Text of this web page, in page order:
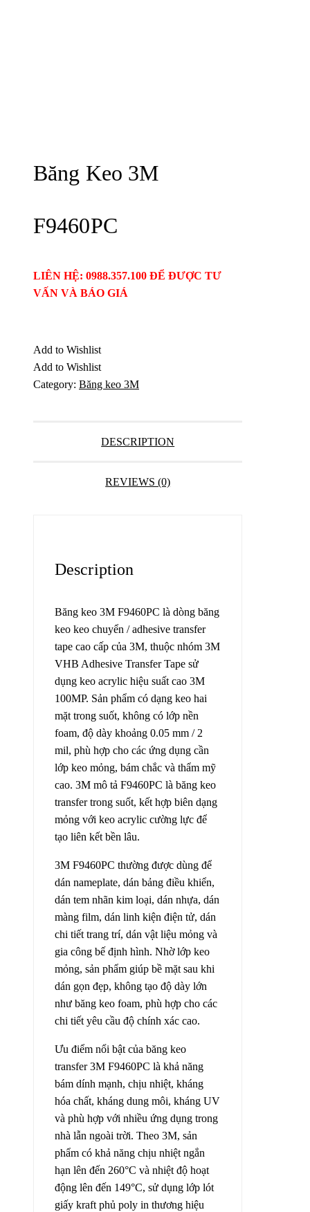
Băng Keo 3M
F9460PC
LIÊN HỆ: 0988.357.100 ĐỂ ĐƯỢC TƯ
VẤN VÀ BÁO GIÁ
Add to Wishlist
Add to Wishlist
Category: Băng keo 3M
DESCRIPTION
REVIEWS (0)
Description
Băng keo 3M F9460PC là dòng băng
keo keo chuyển / adhesive transfer
tape cao cấp của 3M, thuộc nhóm 3M
VHB Adhesive Transfer Tape sử
dụng keo acrylic hiệu suất cao 3M
100MP. Sản phẩm có dạng keo hai
mặt trong suốt, không có lớp nền
foam, độ dày khoảng 0.05 mm / 2
mil, phù hợp cho các ứng dụng cần
lớp keo mỏng, bám chắc và thẩm mỹ
cao. 3M mô tả F9460PC là băng keo
transfer trong suốt, kết hợp biên dạng
mỏng với keo acrylic cường lực để
tạo liên kết bền lâu.
3M F9460PC thường được dùng để
dán nameplate, dán bảng điều khiển,
dán tem nhãn kim loại, dán nhựa, dán
màng film, dán linh kiện điện tử, dán
chi tiết trang trí, dán vật liệu mỏng và
gia công bế định hình. Nhờ lớp keo
mỏng, sản phẩm giúp bề mặt sau khi
dán gọn đẹp, không tạo độ dày lớn
như băng keo foam, phù hợp cho các
chi tiết yêu cầu độ chính xác cao.
Ưu điểm nổi bật của băng keo
transfer 3M F9460PC là khả năng
bám dính mạnh, chịu nhiệt, kháng
hóa chất, kháng dung môi, kháng UV
và phù hợp với nhiều ứng dụng trong
nhà lẫn ngoài trời. Theo 3M, sản
phẩm có khả năng chịu nhiệt ngắn
hạn lên đến 260°C và nhiệt độ hoạt
động lên đến 149°C, sử dụng lớp lót
giấy kraft phủ poly in thương hiệu